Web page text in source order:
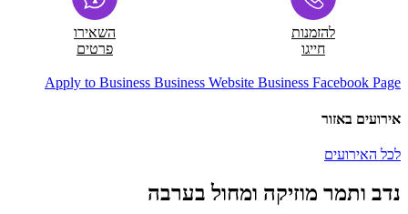
להזמנות
חייגו
השאירו
פרטים
Apply to Business Business Website Business Facebook Page
אירועים באזור
לכל האירועים
נדב ותמר מוזיקה ומחול בערבה